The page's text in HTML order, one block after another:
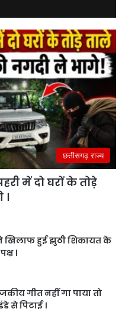
छत्तीसगढ़ राज्य
में दो घरों के तोड़े
खिलाफ हुई झुठी शिकायत के
।
गीत नहीं गा पाया तो
से पिटाई ।